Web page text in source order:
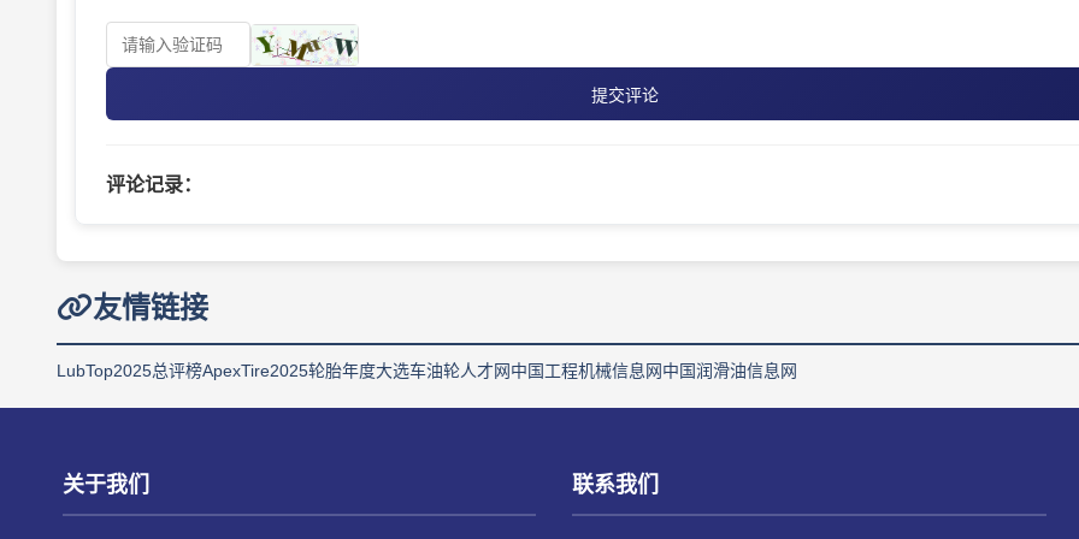
提交评论
评论记录：
友情链接
LubTop2025总评榜ApexTire2025轮胎年度大选车油轮人才网中国工程机械信息网中国润滑油信息网
关于我们 联系我们